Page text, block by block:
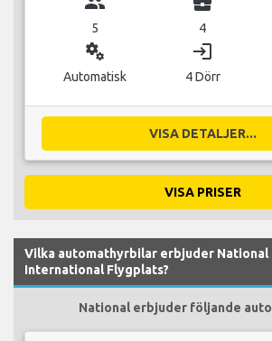
5 4
miscellaneous_services
Automatisk
login
4 Dörr
VISA DETALJER...
VISA PRISER
Vilka automathyrbilar erbjuder National
International Flygplats?
National erbjuder följande